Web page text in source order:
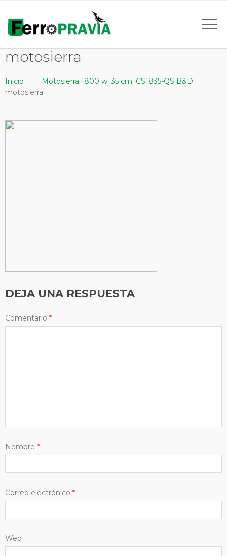
motosierra
Inicio
Motosierra 1800 w. 35 cm. CS1835-QS B&D
motosierra
DEJA UNA RESPUESTA
Comentario *
Nombre *
Correo electrónico *
Web